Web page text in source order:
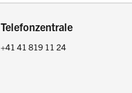
Telefonzentrale
+41 41 819 11 24